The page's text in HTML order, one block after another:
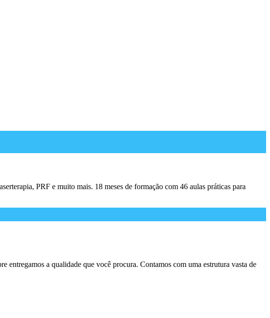
PRF e muito mais. 18 meses de formação com 46 aulas práticas para
a qualidade que você procura. Contamos com uma estrutura vasta de